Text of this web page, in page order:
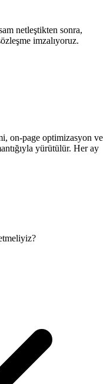
netleştikten sonra,
imzalıyoruz.
on-page optimizasyon ve
yürütülür. Her ay